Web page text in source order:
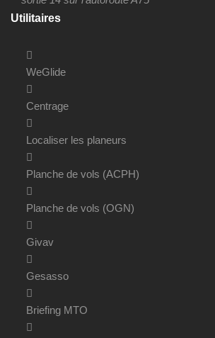
Utilitaires
WeGlide
Centrage
Localiser les planeurs
Planche de vols (ACPH)
Planche de vols (OGN)
Givav
Gesasso
Briefing MTO